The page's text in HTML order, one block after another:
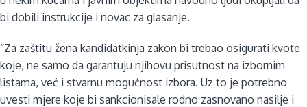
bi dobili instrukcije i novac za glasanje.
“Za zaštitu žena kandidatkinja zakon bi trebao osigurati kvote
koje, ne samo da garantuju njihovu prisutnost na izbornim
listama, već i stvarnu mogućnost izbora. Uz to je potrebno
uvesti mjere koje bi sankcionisale rodno zasnovano nasilje i